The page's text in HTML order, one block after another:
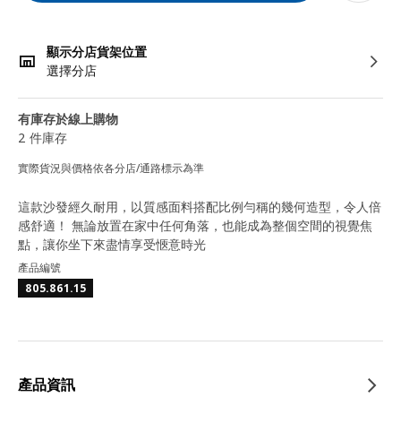
顯示分店貨架位置
選擇分店
有庫存於線上購物
2 件庫存
實際貨況與價格依各分店/通路標示為準
這款沙發經久耐用，以質感面料搭配比例勻稱的幾何造型，令人倍
感舒適！ 無論放置在家中任何角落，也能成為整個空間的視覺焦
點，讓你坐下來盡情享受愜意時光
產品編號
805.861.15
產品資訊